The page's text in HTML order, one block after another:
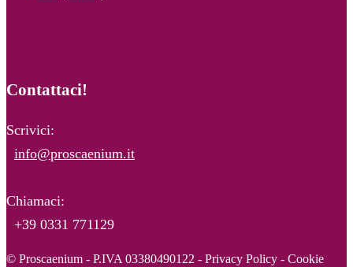
Contattaci!
Scrivici:
info@proscaenium.it
Chiamaci:
+39 0331 771129
© Proscaenium - P.IVA 03380490122 - Privacy Policy - Cookie